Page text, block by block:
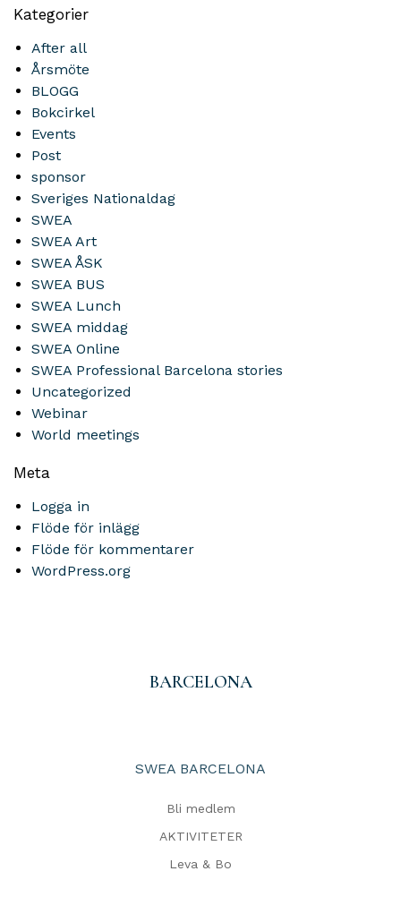
Kategorier
After all
Årsmöte
BLOGG
Bokcirkel
Events
Post
sponsor
Sveriges Nationaldag
SWEA
SWEA Art
SWEA ÅSK
SWEA BUS
SWEA Lunch
SWEA middag
SWEA Online
SWEA Professional Barcelona stories
Uncategorized
Webinar
World meetings
Meta
Logga in
Flöde för inlägg
Flöde för kommentarer
WordPress.org
BARCELONA
SWEA BARCELONA
Bli medlem
AKTIVITETER
Leva & Bo